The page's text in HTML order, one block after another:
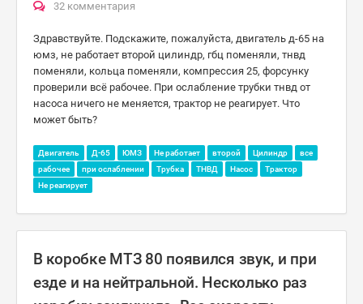
32 комментария
Здравствуйте. Подскажите, пожалуйста, двигатель д-65 на
юмз, не работает второй цилиндр, гбц поменяли, тнвд
поменяли, кольца поменяли, компрессия 25, форсунку
проверили всё рабочее. При ослабление трубки тнвд от
насоса ничего не меняется, трактор не реагирует. Что
может быть?
Двигатель Д-65 ЮМЗ Не работает второй Цилиндр
все
рабочее
при ослаблении Трубка ТНВД Насос
Трактор
Не реагирует
В коробке МТЗ 80 появился звук, и при
езде и на нейтральной. Несколько раз